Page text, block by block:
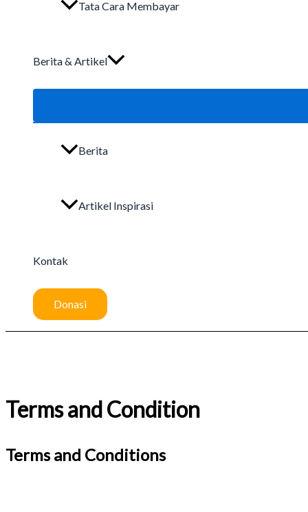
Tata Cara Membayar
Berita & Artikel
Berita
Artikel Inspirasi
Kontak
Donasi
Terms and Condition
Terms and Conditions